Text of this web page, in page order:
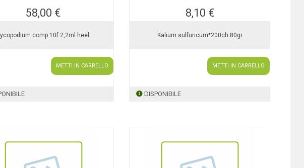
58,00 €
comp 10f 2,2ml heel
METTI IN CARRELLO
8,10 €
Kalium sulfuricum*200ch 80gr
METTI IN CARRELLO
DISPONIBILE